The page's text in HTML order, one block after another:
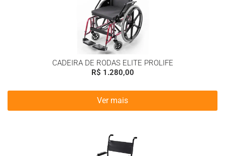
CADEIRA DE RODAS ELITE PROLIFE
R$ 1.280,00
Ver mais